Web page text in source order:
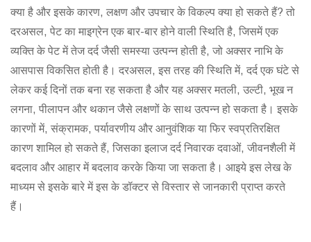
क्या है और इसके कारण, लक्षण और उपचार के विकल्प क्या हो सकते हैं? तो
दरअसल, पेट का माइग्रेन एक बार-बार होने वाली स्थिति है, जिसमें एक
व्यक्ति के पेट में तेज दर्द जैसी समस्या उत्पन्न होती है, जो अक्सर नाभि के
आसपास विकसित होती है। दरअसल, इस तरह की स्थिति में, दर्द एक घंटे से
लेकर कई दिनों तक बना रह सकता है और यह अक्सर मतली, उल्टी, भूख न
लगना, पीलापन और थकान जैसे लक्षणों के साथ उत्पन्न हो सकता है। इसके
कारणों में, संक्रामक, पर्यावरणीय और आनुवंशिक या फिर स्वप्रतिरक्षित
कारण शामिल हो सकते हैं, जिसका इलाज दर्द निवारक दवाओं, जीवनशैली में
बदलाव और आहार में बदलाव करके किया जा सकता है। आइये इस लेख के
माध्यम से इसके बारे में इस के डॉक्टर से विस्तार से जानकारी प्राप्त करते
हैं।